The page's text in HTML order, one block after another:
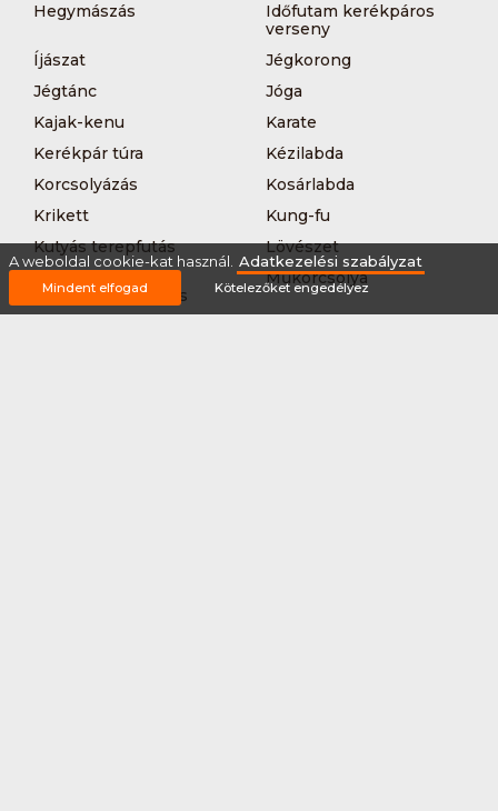
Hegymászás
Időfutam kerékpáros
verseny
Íjászat
Jégkorong
Jégtánc
Jóga
Kajak-kenu
Karate
Kerékpár túra
Kézilabda
Korcsolyázás
Kosárlabda
Krikett
Kung-fu
Kutyás terepfutás
Lövészet
hegyikerékpározás
Műkorcsolya
A weboldal cookie-kat használ. Adatkezelési szabályzat
Mindent elfogad Kötelezőket engedélyez